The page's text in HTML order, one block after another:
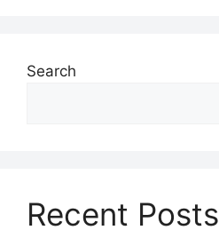
Search
Recent Posts